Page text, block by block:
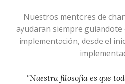
Nuestros mentores de
ayudaran siempre guiandote
implementación, desde el
"Nuestra filosofia es que